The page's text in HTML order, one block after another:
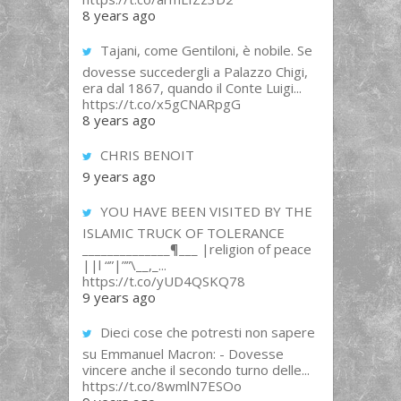
8 years ago
Tajani, come Gentiloni, è nobile. Se
dovesse succedergli a Palazzo Chigi,
era dal 1867, quando il Conte Luigi...
https://t.co/x5gCNARpgG
8 years ago
CHRIS BENOIT
9 years ago
YOU HAVE BEEN VISITED BY THE
ISLAMIC TRUCK OF TOLERANCE
______________¶___ |religion of peace
||l “”|””\__,_...
https://t.co/yUD4QSKQ78
9 years ago
Dieci cose che potresti non sapere
su Emmanuel Macron: - Dovesse
vincere anche il secondo turno delle...
https://t.co/8wmlN7ESOo